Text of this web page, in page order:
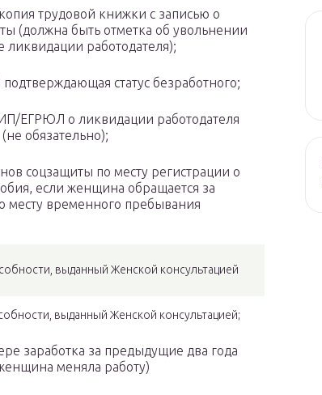
трудовой книжки с записью о
(должна быть отметка об увольнении
ликвидации работодателя);
статус безработного;
ЕГРЮЛ о ликвидации работодателя
(не обязательно);
соцзащиты по месту регистрации о
если женщина обращается за
месту временного пребывания
выданный Женской консультацией
выданный Женской консультацией;
заработка за предыдущие два года
меняла работу)